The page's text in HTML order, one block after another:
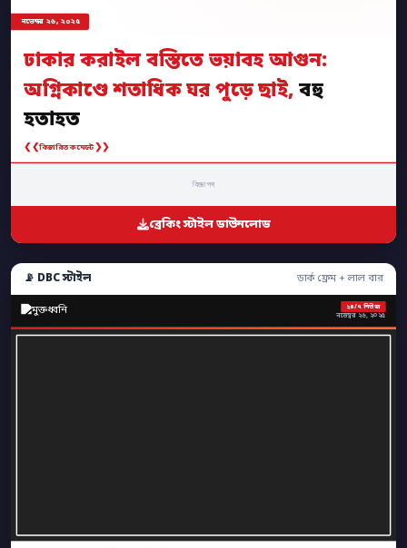
নভেম্বর ২৬, ২০২৫
ঢাকার করাইল বস্তিতে ভয়াবহ আগুন:
অগ্নিকাণ্ডে শতাধিক ঘর পুড়ে ছাই, বহু
হতাহত
❮❮বিস্তারিত কমেন্টে❯❯
বিজ্ঞাপন
ব্রেকিং স্টাইল ডাউনলোড
📡 DBC স্টাইল ডার্ক ফ্রেম + লাল বার
২৪/৭ নিউজ
নভেম্বর ২৬, ২০২৫